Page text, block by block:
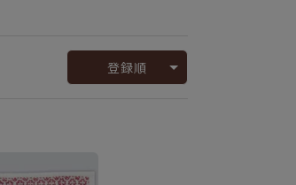
登録順